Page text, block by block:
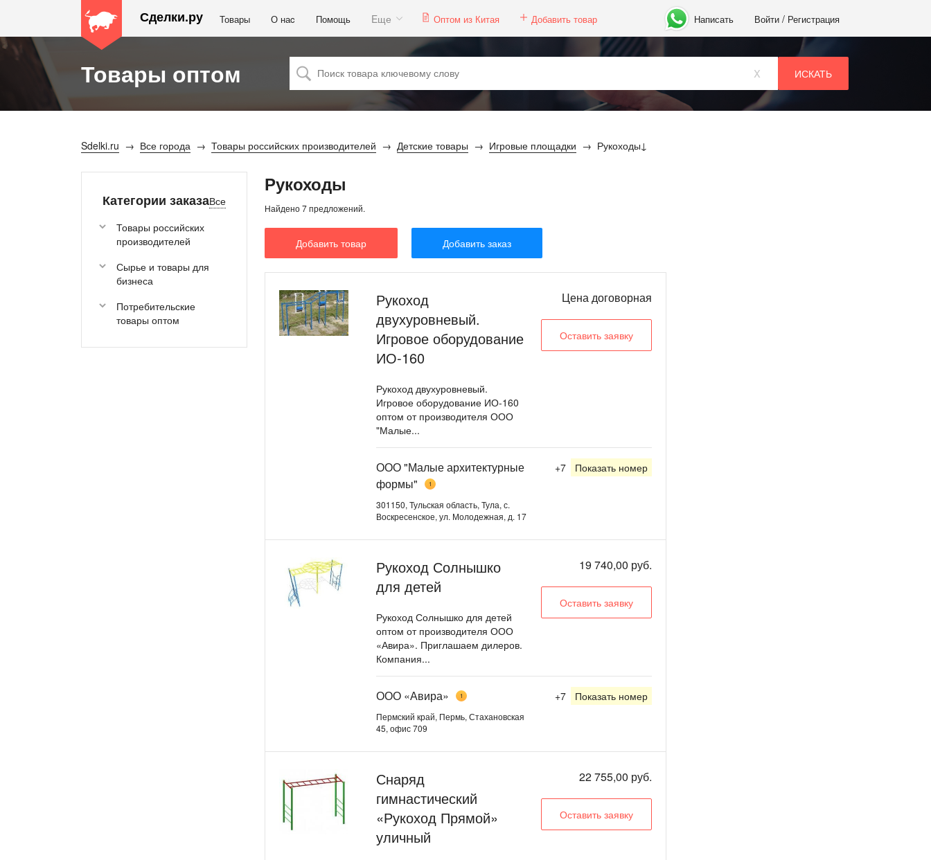
Сделки.ру Написать Войти / Регистрация
Товары О наc Помощь Eще Оптом из Китая Добавить товар
Товары оптом x
Sdelki.ru Все города Товары российских производителей Детские товары Игровые площадки Рукоходы
Категории заказаВсе
Товары российских
производителей
Сырье и товары для
бизнеса
Потребительские
товары оптом
Рукоходы
Найдено 7 предложений.
Добавить товар Добавить заказ
Рукоход
двухуровневый.
Игровое оборудование
ИО-160
Рукоход двухуровневый.
Игровое оборудование ИО-160
оптом от производителя ООО
"Малые...
Цена договорная
Оставить заявку
ООО "Малые архитектурные
формы"
1
301150, Тульская область, Тула, с.
Воскресенское, ул. Молодежная, д. 17
+7 Показать номер
Рукоход Солнышко
для детей
Рукоход Солнышко для детей
оптом от производителя ООО
«Авира». Приглашаем дилеров.
Компания...
19 740,00 руб.
Оставить заявку
ООО «Авира» 1
Пермский край, Пермь, Стахановская
45, офис 709
+7 Показать номер
Снаряд
гимнастический
«Рукоход Прямой»
уличный
22 755,00 руб.
Оставить заявку